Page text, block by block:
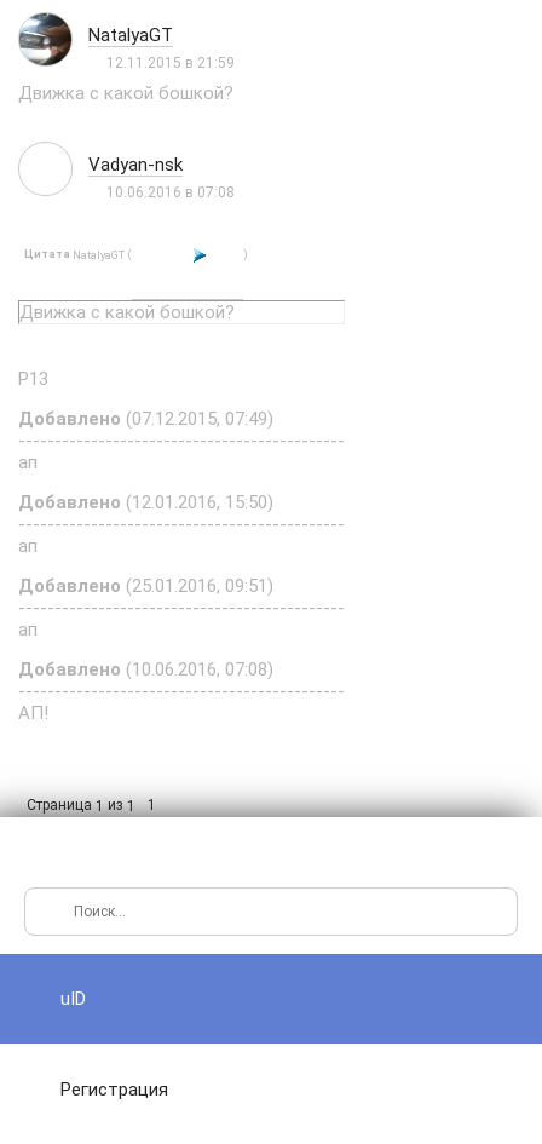
NatalyaGT
12.11.2015 в 21:59
Движка с какой бошкой?
Vadyan-nsk
10.06.2016 в 07:08
Цитата NatalyaGT ( )
Движка с какой бошкой?
P13
Добавлено (07.12.2015, 07:49)
---------------------------------------------
ап
Добавлено (12.01.2016, 15:50)
---------------------------------------------
ап
Добавлено (25.01.2016, 09:51)
---------------------------------------------
ап
Добавлено (10.06.2016, 07:08)
---------------------------------------------
АП!
Страница1из1 1
uID
Регистрация